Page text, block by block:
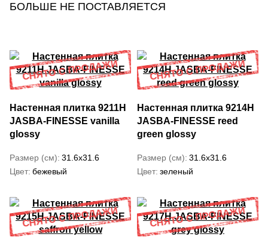
БОЛЬШЕ НЕ ПОСТАВЛЯЕТСЯ
Настенная плитка 9211H
JASBA-FINESSE vanilla
glossy
Размер (см) 31.6x31.6
Цвет бежевый
Настенная плитка 9214H
JASBA-FINESSE reed
green glossy
Размер (см) 31.6x31.6
Цвет зеленый